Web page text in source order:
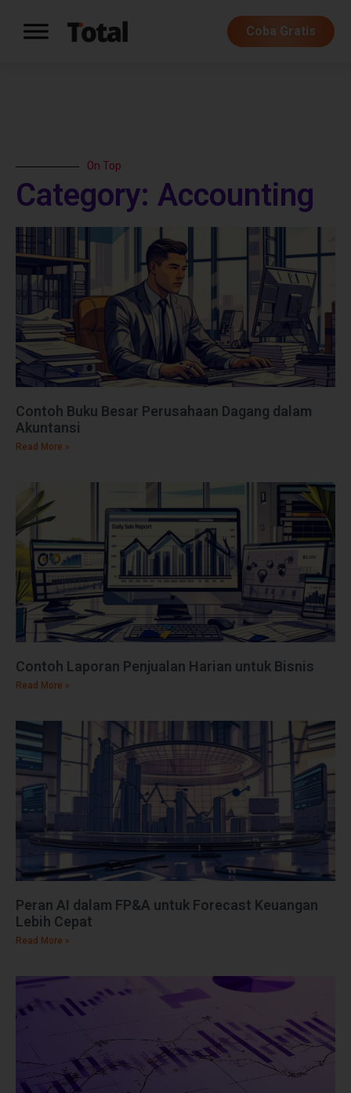
Coba Gratis
On Top
Category: Accounting
Contoh Buku Besar Perusahaan Dagang dalam
Akuntansi
Read More »
Contoh Laporan Penjualan Harian untuk Bisnis
Read More »
Peran AI dalam FP&A untuk Forecast Keuangan
Lebih Cepat
Read More »